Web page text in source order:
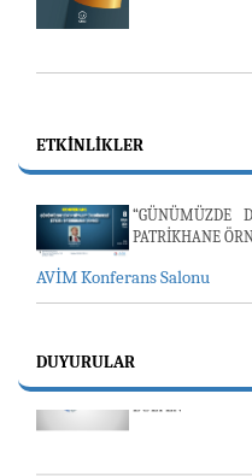
ETKINLIKLER
“GÜNÜMÜZDE
PATRİKHANE
AVİM Konferans Salonu
DUYURULARBÜLTEN